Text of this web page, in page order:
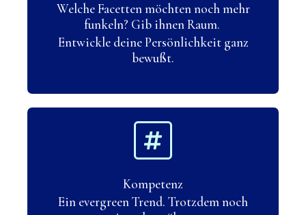
Welche Facetten möchten noch mehr
funkeln? Gib ihnen Raum.
Entwickle deine Persönlichkeit ganz
bewußt.
Kompetenz
Ein evergreen Trend. Trotzdem noch